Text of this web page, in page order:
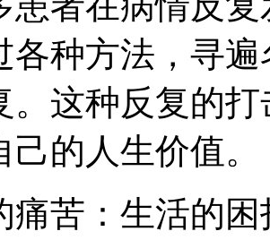
各种方法，寻
。这种反复的
的人生价值。
痛苦：生活的